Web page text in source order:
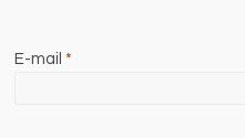
E-mail*